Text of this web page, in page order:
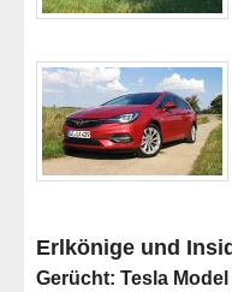
Erlkönige und
Gerücht: Tesla